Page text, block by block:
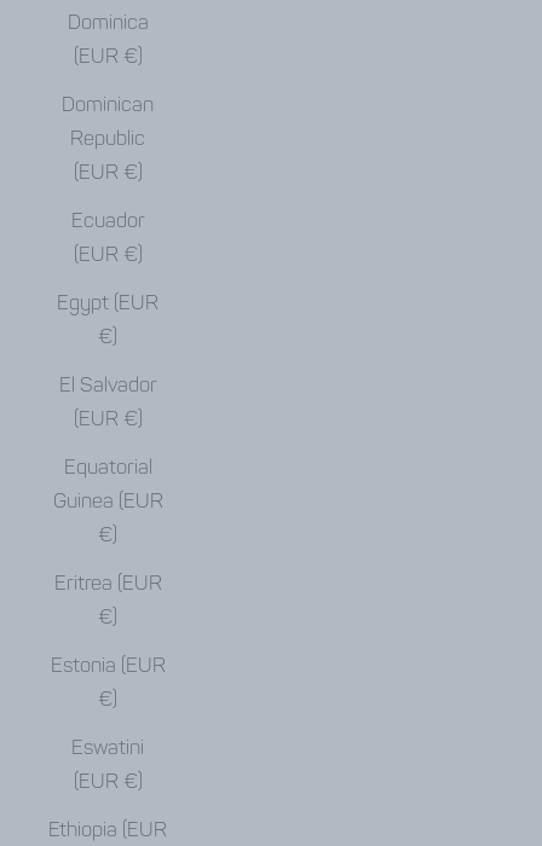
Dominica
(EUR €)
Dominican
Republic
(EUR €)
Ecuador
(EUR €)
Egypt (EUR
€)
El Salvador
(EUR €)
Equatorial
Guinea (EUR
€)
Eritrea (EUR
€)
Estonia (EUR
€)
Eswatini
(EUR €)
Ethiopia (EUR